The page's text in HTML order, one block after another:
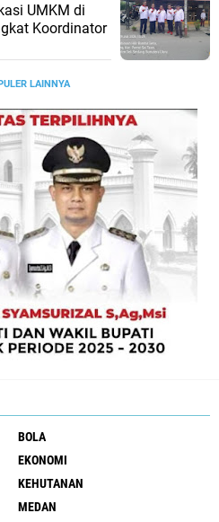
UMKM di
Koordinator
LAINNYA
BOLA
EKONOMI
KEHUTANAN
MEDAN